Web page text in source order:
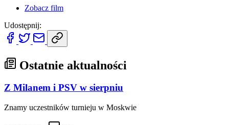
Zobacz film
Udostępnij:
Ostatnie aktualności
Z Milanem i PSV w sierpniu
Znamy uczestników turnieju w Moskwie